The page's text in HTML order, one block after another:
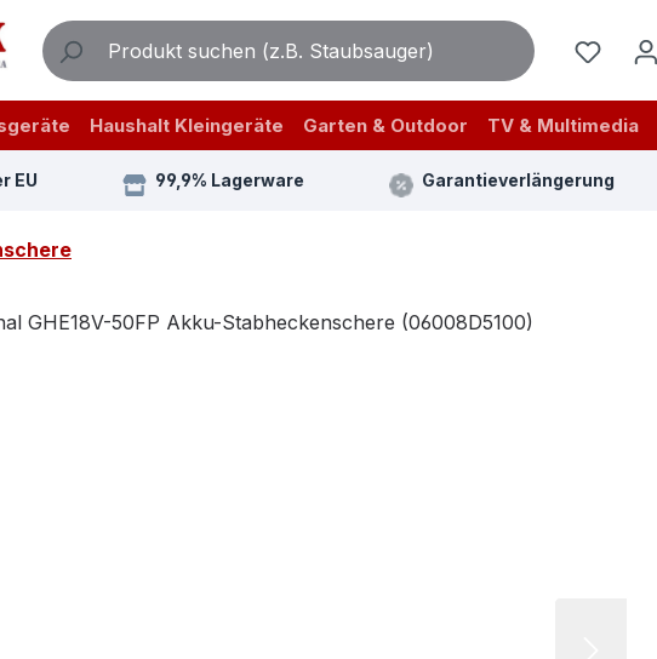
Haushalt Kleingeräte Garten & Outdoor TV & Multimedia
EU 99,9% Lagerware Garantieverlängerung